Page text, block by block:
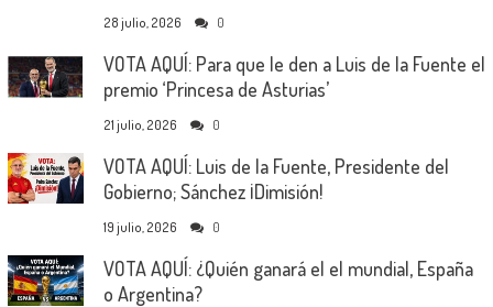
28 julio, 2026 0
VOTA AQUÍ: Para que le den a Luis de la Fuente el
premio ‘Princesa de Asturias’
21 julio, 2026 0
VOTA AQUÍ: Luis de la Fuente, Presidente del
Gobierno; Sánchez ¡Dimisión!
19 julio, 2026 0
VOTA AQUÍ: ¿Quién ganará el el mundial, España
o Argentina?